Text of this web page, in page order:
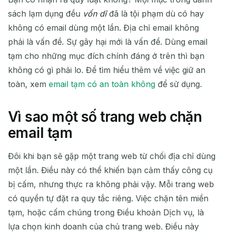
sách lạm dụng đều vốn dĩđã là tội phạm dù có hay
không có email dùng một lần. Địa chỉ email không
phải là vấn đề. Sự gây hại mới là vấn đề. Dùng email
tạm cho những mục đích chính đáng ở trên thì bạn
không có gì phải lo. Để tìm hiểu thêm về việc giữ an
toàn, xem email tạm có an toàn không để sử dụng.
Vì sao một số trang web chặn
email tạm
Đôi khi bạn sẽ gặp một trang web từ chối địa chỉ dùng
một lần. Điều này có thể khiến bạn cảm thấy công cụ
bị cấm, nhưng thực ra không phải vậy. Mỗi trang web
có quyền tự đặt ra quy tắc riêng. Việc chặn tên miền
tạm, hoặc cấm chúng trong Điều khoản Dịch vụ, là
lựa chọn kinh doanh của chủ trang web. Điều này